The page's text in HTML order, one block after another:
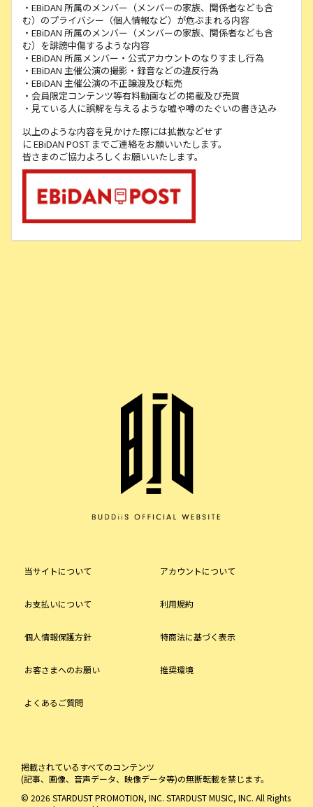
・EBiDAN 所属のメンバー（メンバーの家族、関係者なども含
む）のプライバシー（個人情報など）が危ぶまれる内容
・EBiDAN 所属のメンバー（メンバーの家族、関係者なども含
む）を誹謗中傷するような内容
・EBiDAN 所属メンバー・公式アカウントのなりすまし行為
・EBiDAN 主催公演の撮影・録音などの違反行為
・EBiDAN 主催公演の不正譲渡及び転売
・会員限定コンテンツ等有料動画などの掲載及び売買
・見ている人に誤解を与えるような嘘や噂のたぐいの書き込み
以上のような内容を見かけた際には拡散などせず
に EBiDAN POST までご連絡をお願いいたします。
皆さまのご協力よろしくお願いいたします。
当サイトについて アカウントについて
お支払いについて 利用規約
個人情報保護方針 特商法に基づく表示
お客さまへのお願い 推奨環境
よくあるご質問
掲載されているすべてのコンテンツ
(記事、画像、音声データ、映像データ等)の無断転載を禁じます。
© 2026 STARDUST PROMOTION, INC. STARDUST MUSIC, INC. All Rights